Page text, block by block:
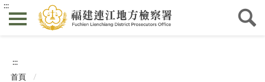
:::
:::
首頁